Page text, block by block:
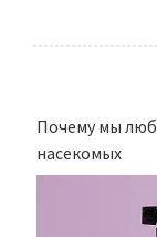
Почему мы
насекомых